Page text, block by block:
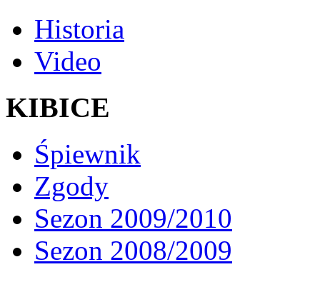
Historia
Video
KIBICE
Śpiewnik
Zgody
Sezon 2009/2010
Sezon 2008/2009